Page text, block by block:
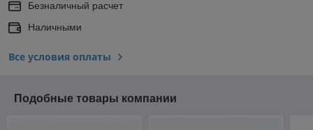
Безналичный расчет
Наличными
Все условия оплаты
Подобные товары компании